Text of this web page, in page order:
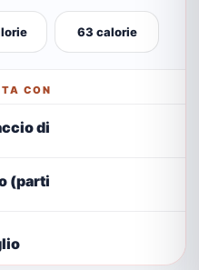
63 calorie
CON
di
(parti